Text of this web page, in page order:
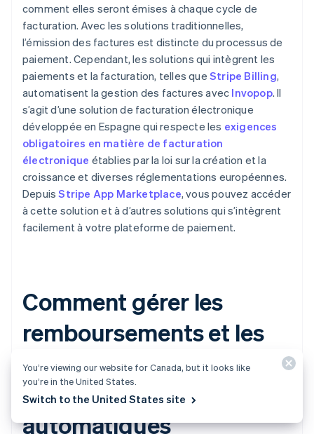
comment elles seront émises à chaque cycle de
facturation. Avec les solutions traditionnelles,
l’émission des factures est distincte du processus de
paiement. Cependant, les solutions qui intègrent les
paiements et la facturation, telles que Stripe Billing,
automatisent la gestion des factures avec Invopop. Il
s’agit d’une solution de facturation électronique
développée en Espagne qui respecte les exigences
obligatoires en matière de facturation
électronique établies par la loi sur la création et la
croissance et diverses réglementations européennes.
DepuisStripe App Marketplace, vous pouvez accéder
à cette solution et à d’autres solutions qui s’intègrent
facilement à votre plateforme de paiement.
Comment gérer les
remboursements et les
annulations de
prélèvements
automatiques
You’re viewing our website for Canada, but it looks like
you’re in the United States.
Switch to the United States site